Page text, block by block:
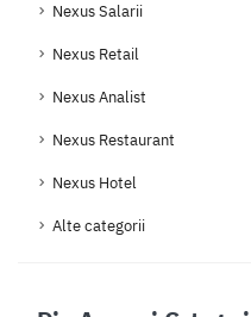
Nexus Salarii
Nexus Retail
Nexus Analist
Nexus Restaurant
Nexus Hotel
Alte categorii